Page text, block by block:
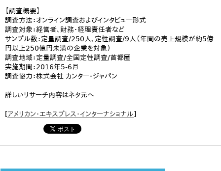
【調査概要】
調査方法：オンライン調査およびインタビュー形式
調査対象：経営者、財務・経理責任者など
サンプル数：定量調査/250人、定性調査/9人（年間の売上規模が約5億
円以上250億円未満の企業を対象）
調査地域：定量調査/全国定性調査/首都圏
実施期間：2016年5-6月
調査協力：株式会社 カンター・ジャパン
詳しいリサーチ内容はネタ元へ
[アメリカン・エキスプレス・インターナショナル]